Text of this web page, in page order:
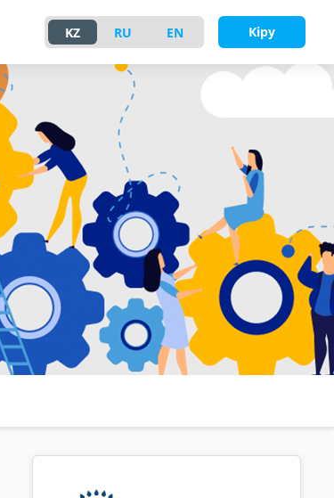
KZ RU EN Кіру